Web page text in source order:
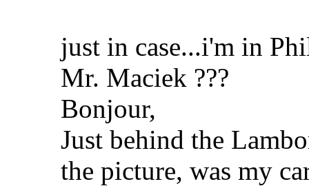
just in case...i'm in
Mr. Maciek ???
Bonjour,
Just behind the
the picture, was my